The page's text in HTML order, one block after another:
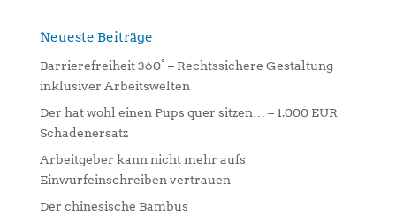
n
v
e
:
Neueste Beiträge
Barrierefreiheit 360° – Rechtssichere Gestaltung
inklusiver Arbeitswelten
Der hat wohl einen Pups quer sitzen… – 1.000 EUR
Schadenersatz
Arbeitgeber kann nicht mehr aufs
Einwurfeinschreiben vertrauen
Der chinesische Bambus